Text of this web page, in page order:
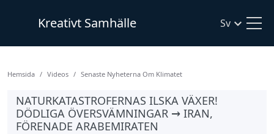
Kreativt Samhälle Sv
Hemsida Videos Senaste Nyheterna Om Klimatet
NATURKATASTROFERNAS ILSKA VÄXER!
DÖDLIGA ÖVERSVÄMNINGAR → IRAN,
FÖRENADE ARABEMIRATEN